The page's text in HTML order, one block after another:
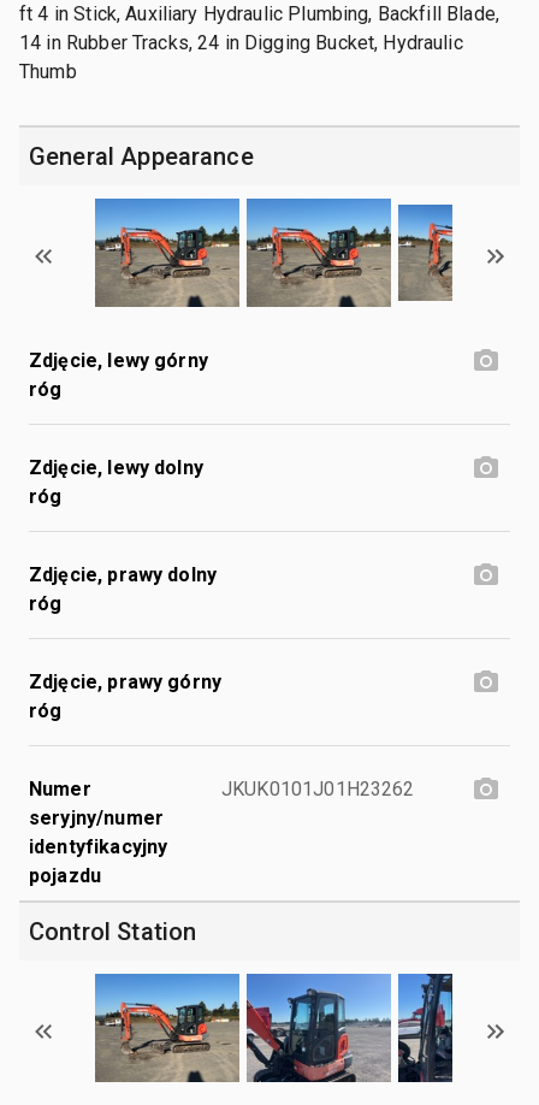
ft 4 in Stick, Auxiliary Hydraulic Plumbing, Backfill Blade,
14 in Rubber Tracks, 24 in Digging Bucket, Hydraulic
Thumb
General Appearance
Zdjęcie, lewy górny
róg
Zdjęcie, lewy dolny
róg
Zdjęcie, prawy dolny
róg
Zdjęcie, prawy górny
róg
Numer
seryjny/numer
identyfikacyjny
pojazdu
JKUK0101J01H23262
Control Station